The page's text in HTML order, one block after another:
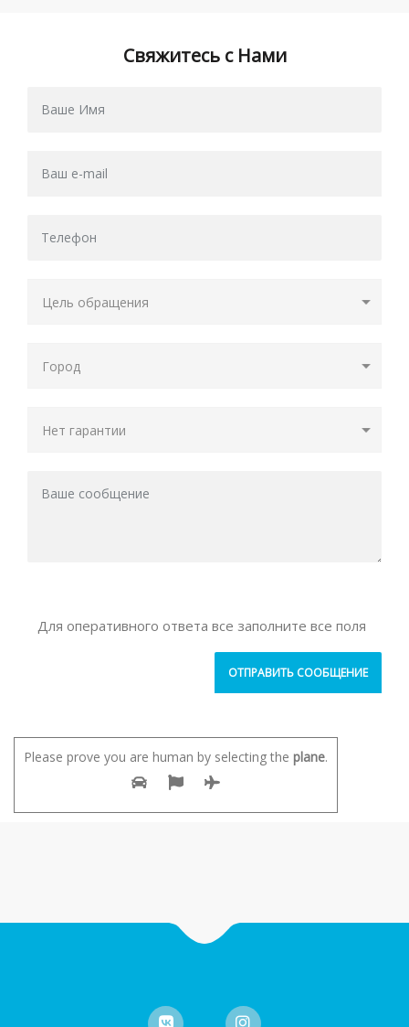
Свяжитесь с Нами
Для оперативного ответа все заполните все поля
Please prove you are human by selecting the plane.